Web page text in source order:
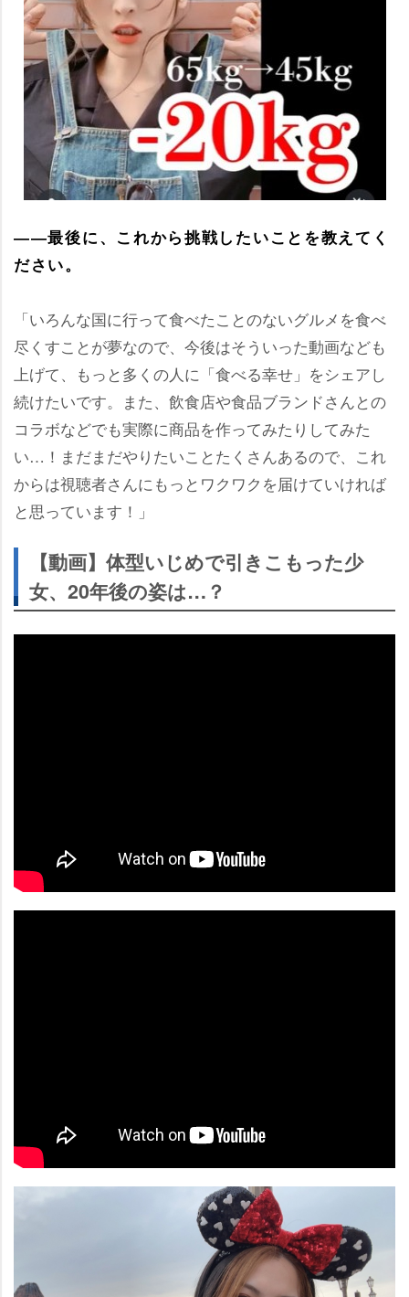
――最後に、これから挑戦したいことを教えてく
ださい。
「いろんな国に行って食べたことのないグルメを食べ
尽くすことが夢なので、今後はそういった動画なども
上げて、もっと多くの人に「食べる幸せ」をシェアし
続けたいです。また、飲食店や食品ブランドさんとの
コラボなどでも実際に商品を作ってみたりしてみた
い…！まだまだやりたいことたくさんあるので、これ
からは視聴者さんにもっとワクワクを届けていければ
と思っています！」
【動画】体型いじめで引きこもった少
女、20年後の姿は…？